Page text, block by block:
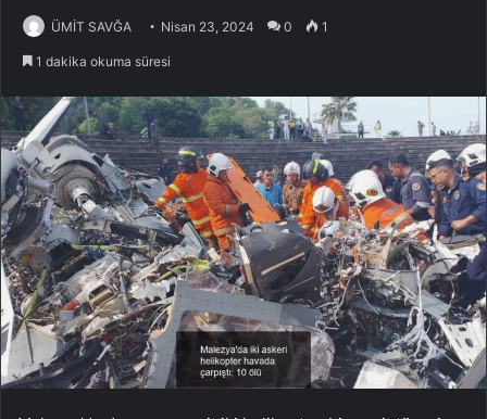
ÜMİT SAVĞA Nisan 23, 2024 0 1
1 dakika okuma süresi